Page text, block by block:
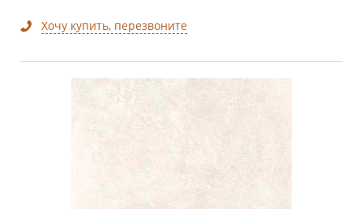
Хочу купить, перезвоните